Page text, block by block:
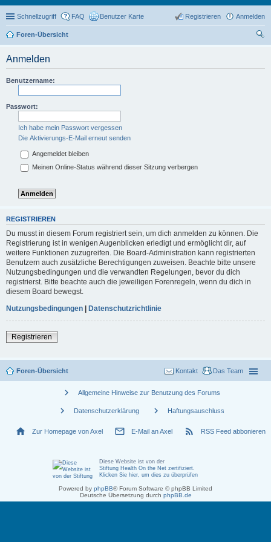
Schnellzugriff FAQ Benutzer Karte Anmelden
Registrieren
Foren-Übersicht
Anmelden
Benutzername:
Passwort:
Ich habe mein Passwort vergessen
Die Aktivierungs-E-Mail erneut senden
Angemeldet bleiben
Meinen Online-Status während dieser Sitzung verbergen
REGISTRIEREN
Du musst in diesem Forum registriert sein, um dich anmelden zu können. Die
Registrierung ist in wenigen Augenblicken erledigt und ermöglicht dir, auf
weitere Funktionen zuzugreifen. Die Board-Administration kann registrierten
Benutzern auch zusätzliche Berechtigungen zuweisen. Beachte bitte unsere
Nutzungsbedingungen und die verwandten Regelungen, bevor du dich
registrierst. Bitte beachte auch die jeweiligen Forenregeln, wenn du dich in
diesem Board bewegst.
Nutzungsbedingungen | Datenschutzrichtlinie
Registrieren
Foren-Übersicht Das Team
Kontakt
chevron_right Allgemeine Hinweise zur Benutzung des Forums
chevron_right Datenschutzerklärung chevron_right Haftungsauschluss
home Zur Homepage von Axel mail_outline E-Mail an Axel rss_feed RSS Feed abbonieren
Diese Website ist von der
Stiftung Health On the Net zertifiziert
Klicken Sie hier, um dies zu überprüfen
Powered by phpBB® Forum Software © phpBB Limited
Deutsche Übersetzung durch phpBB.de